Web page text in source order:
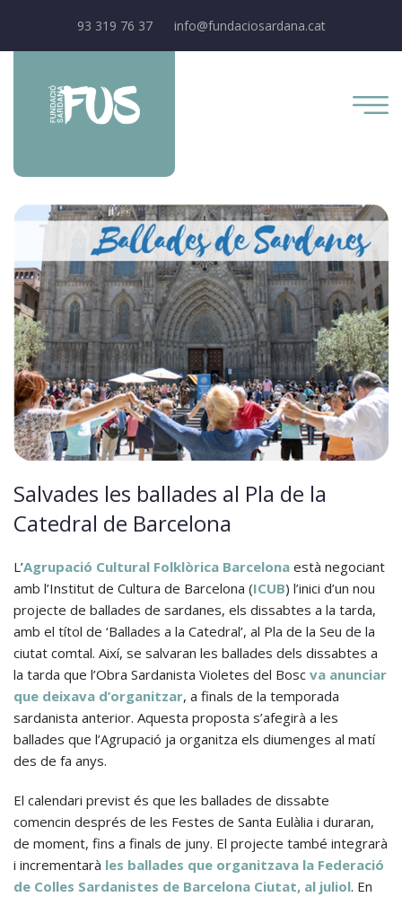
93 319 76 37 info@fundaciosardana.cat
Salvades les ballades al Pla de la
Catedral de Barcelona
L’Agrupació Cultural Folklòrica Barcelona està negociant
amb l’Institut de Cultura de Barcelona (ICUB) l’inici d’un nou
projecte de ballades de sardanes, els dissabtes a la tarda,
amb el títol de ‘Ballades a la Catedral’, al Pla de la Seu de la
ciutat comtal. Així, se salvaran les ballades dels dissabtes a
la tarda que l’Obra Sardanista Violetes del Bosc va anunciar
que deixava d’organitzar, a finals de la temporada
sardanista anterior. Aquesta proposta s’afegirà a les
ballades que l’Agrupació ja organitza els diumenges al matí
des de fa anys.
El calendari previst és que les ballades de dissabte
comencin després de les Festes de Santa Eulàlia i duraran,
de moment, fins a finals de juny. El projecte també integrarà
i incrementarà les ballades que organitzava la Federació
de Colles Sardanistes de Barcelona Ciutat, al juliol. En